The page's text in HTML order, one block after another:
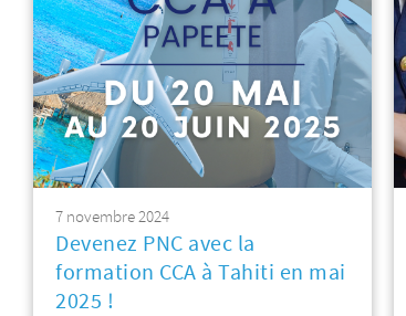
7 novembre 2024
Devenez PNC avec la
formation CCA à Tahiti en mai
2025 !